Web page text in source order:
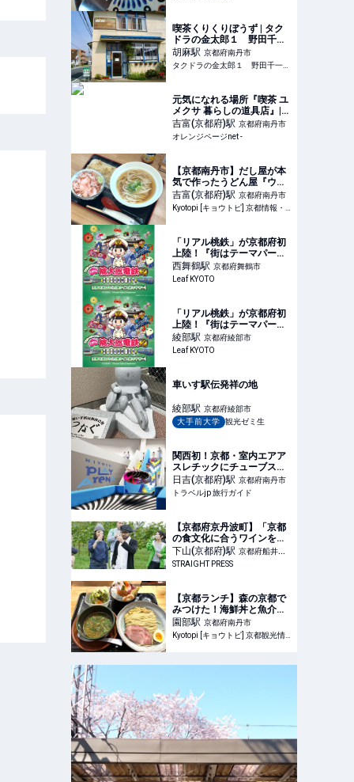
喫茶くりくりぼうず | タク
ドラの金太郎１ 野田千
一 タクシー乗務員
胡麻駅 京都府南丹市
タクドラの金太郎１ 野田千一 タクシー乗務員
元気になれる場所『喫茶 ユ
メクサ 暮らしの道具店』|
おいしいもの発見 | オレン
ジページnet
吉富(京都府)駅 京都府南丹市
オレンジページnet -
【京都南丹市】だし屋が本
気で作ったうどん屋『ウド
ンゴヤ』で味わう極旨うど
ん
吉富(京都府)駅 京都府南丹市
Kyotopi [キョウトピ] 京都情報・観光・旅行・グルメ
「リアル桃鉄」が京都府初
上陸！『街はテーマパーク
だ！リアル桃太郎電鉄～ホ
ンマの京都・万博編 京都を
各所
西舞鶴駅 京都府舞鶴市
Leaf KYOTO
「リアル桃鉄」が京都府初
上陸！『街はテーマパーク
だ！リアル桃太郎電鉄～ホ
ンマの京都・万博編 京都を
各所
綾部駅 京都府綾部市
Leaf KYOTO
車いす駅伝発祥の地
綾部駅 京都府綾部市
大手前大学
観光ゼミ生
関西初！京都・室内エアア
スレチックにチューブスラ
イダーが新登場 | 京都府 | ト
ラベルjp 旅行ガイド
日吉(京都府)駅 京都府南丹市
トラベルjp 旅行ガイド
【京都府京丹波町】「京都
の食文化に合うワインを創
る」丹波ワインのワイナリ
ーツアーに参加しよう！
下山(京都府)駅 京都府船井郡
京丹波町
STRAIGHT PRESS
【京都ランチ】森の京都で
みつけた！海鮮丼と魚介つ
け麺の至福のランチ「海鮮
食堂 うを亀」
園部駅 京都府南丹市
Kyotopi [キョウトピ] 京都観光情報・旅行・グルメ